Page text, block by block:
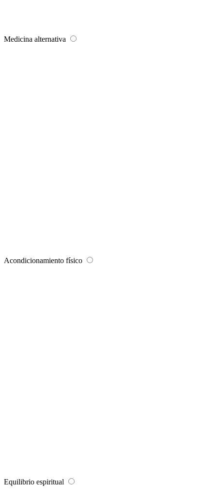
Medicina alternativa
Acondicionamiento físico
Equilibrio espiritual